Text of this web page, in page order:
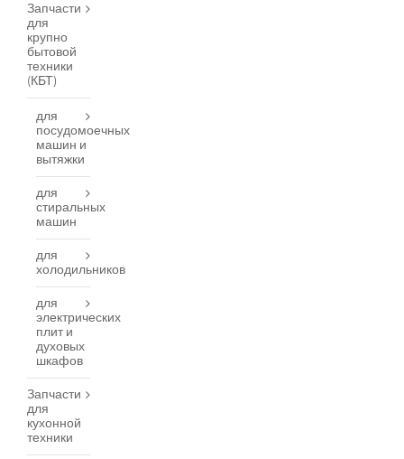
Запчасти
для
крупно
бытовой
техники
(КБТ)
для
посудомоечных
машин и
вытяжки
для
стиральных
машин
для
холодильников
для
электрических
плит и
духовых
шкафов
Запчасти
для
кухонной
техники